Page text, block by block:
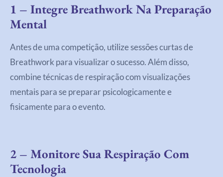
1 – Integre Breathwork Na Preparação
Mental
Antes de uma competição, utilize sessões curtas de
Breathwork para visualizar o sucesso. Além disso,
combine técnicas de respiração com visualizações
mentais para se preparar psicologicamente e
fisicamente para o evento.
2 – Monitore Sua Respiração Com
Tecnologia